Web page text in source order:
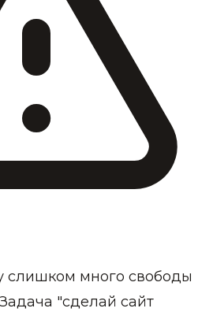
слишком много свободы
"сделай сайт